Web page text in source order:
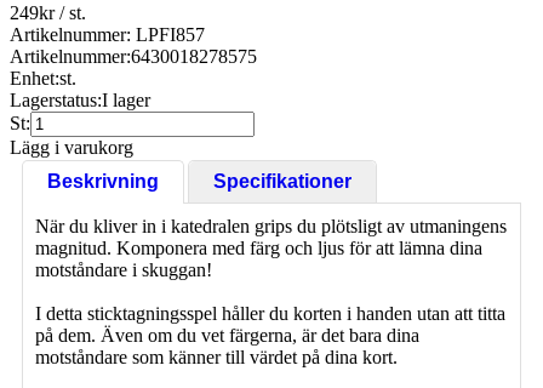
249kr/ st.
Artikelnummer: LPFI857
Artikelnummer:6430018278575
Enhet:st.
Lagerstatus:I lager
St:
Lägg i varukorg
Beskrivning
Specifikationer
När du kliver in i katedralen grips du plötsligt av utmaningens
magnitud. Komponera med färg och ljus för att lämna dina
motståndare i skuggan!
I detta sticktagningsspel håller du korten i handen utan att titta
på dem. Även om du vet färgerna, är det bara dina
motståndare som känner till värdet på dina kort.